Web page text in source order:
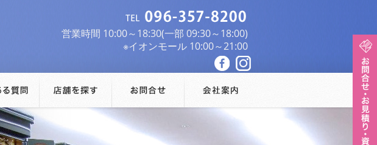
営業時間 10:00～18:30(一部 09:30～18:00)
※イオンモール 10:00～21:00